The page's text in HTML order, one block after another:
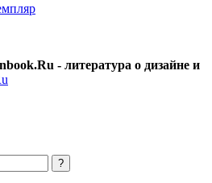
- литература о дизайне и
?